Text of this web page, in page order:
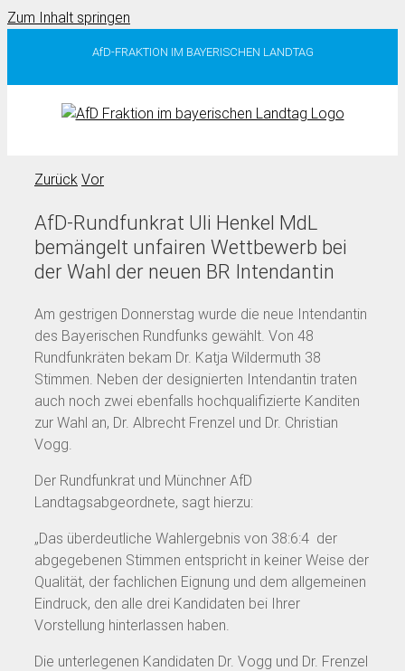
Zum Inhalt springen
AfD-FRAKTION IM BAYERISCHEN LANDTAG
Zurück Vor
AfD-Rundfunkrat Uli Henkel MdL
bemängelt unfairen Wettbewerb bei
der Wahl der neuen BR Intendantin
Am gestrigen Donnerstag wurde die neue Intendantin
des Bayerischen Rundfunks gewählt. Von 48
Rundfunkräten bekam Dr. Katja Wildermuth 38
Stimmen. Neben der designierten Intendantin traten
auch noch zwei ebenfalls hochqualifizierte Kanditen
zur Wahl an, Dr. Albrecht Frenzel und Dr. Christian
Vogg.
Der Rundfunkrat und Münchner AfD
Landtagsabgeordnete, sagt hierzu:
„Das überdeutliche Wahlergebnis von 38:6:4 der
abgegebenen Stimmen entspricht in keiner Weise der
Qualität, der fachlichen Eignung und dem allgemeinen
Eindruck, den alle drei Kandidaten bei Ihrer
Vorstellung hinterlassen haben.
Die unterlegenen Kandidaten Dr. Vogg und Dr. Frenzel